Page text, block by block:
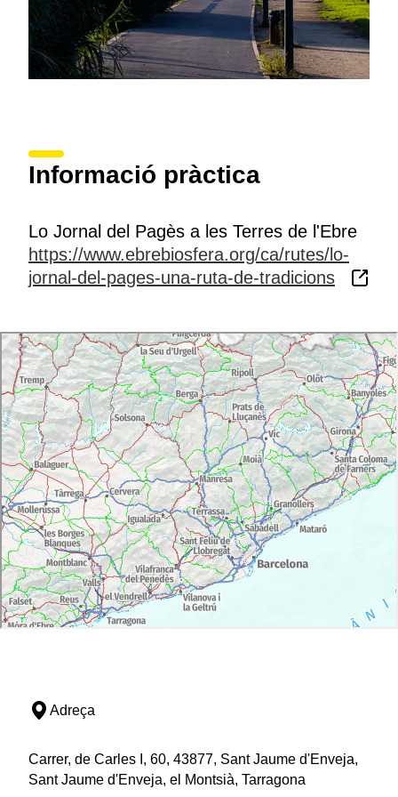
de l’arròs des del segle XIX fins a mitjans del segle
XX, una tasca que es basava en el treball manual, en
què centenars d’homes, dones i infants es reunien en
grans colles per tirar endavant el conreu en unes
Informació pràctica
Lo Jornal del Pagès a les Terres de l'Ebre
https://www.ebrebiosfera.org/ca/rutes/lo-
jornal-del-pages-una-ruta-de-tradicions
Adreça
Carrer, de Carles I, 60, 43877, Sant Jaume d'Enveja,
Sant Jaume d'Enveja, el Montsià, Tarragona